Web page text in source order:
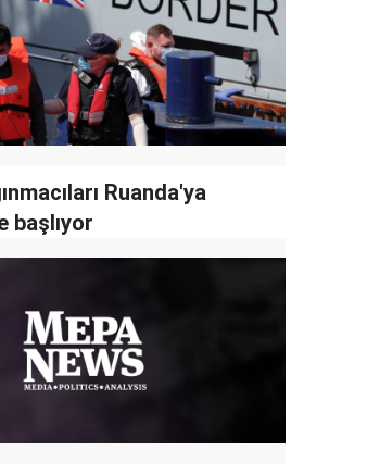
Ruanda'ya
başlıyor